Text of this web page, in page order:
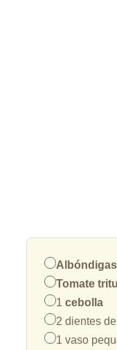
Albóndigas
Tomate
1 cebolla
2 dientes de
1 vaso